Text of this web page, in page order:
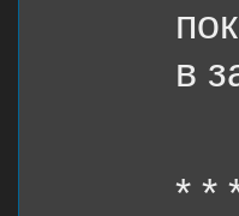
в
* *